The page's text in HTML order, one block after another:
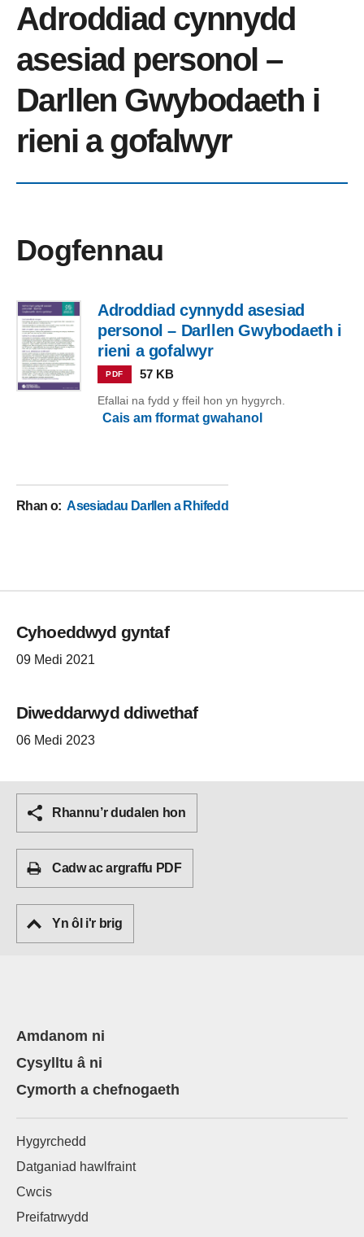
Adroddiad cynnydd
asesiad personol –
Darllen Gwybodaeth i
rieni a gofalwyr
Dogfennau
Adroddiad cynnydd asesiad
personol – Darllen Gwybodaeth i
rieni a gofalwyr
PDF 57 KB
Efallai na fydd y ffeil hon yn hygyrch.
Cais am fformat gwahanol
Rhan o:Asesiadau Darllen a Rhifedd
Cyhoeddwyd gyntaf
09 Medi 2021
Diweddarwyd ddiwethaf
06 Medi 2023
Rhannu’r dudalen hon
Cadw ac argraffu PDF
Yn ôl i'r brig
Amdanom ni
Cysylltu â ni
Cymorth a chefnogaeth
Hygyrchedd
Datganiad hawlfraint
Cwcis
Preifatrwydd